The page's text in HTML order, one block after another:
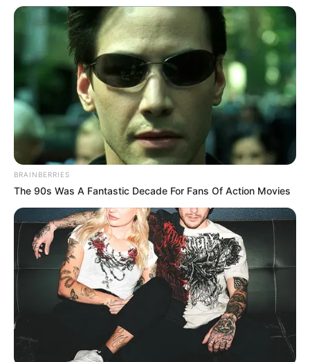
BRAINBERRIES
The 90s Was A Fantastic Decade For Fans Of Action Movies